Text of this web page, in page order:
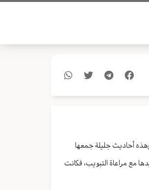
أحاديث جليلة جمعها
مع مراعاة التبويب، فكانت